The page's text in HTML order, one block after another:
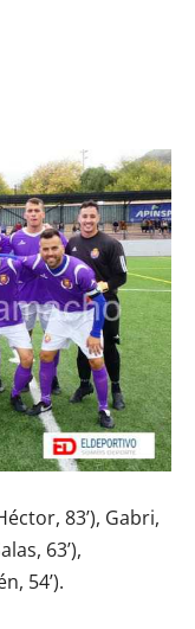
83’), Gabri,
63’),
54’).